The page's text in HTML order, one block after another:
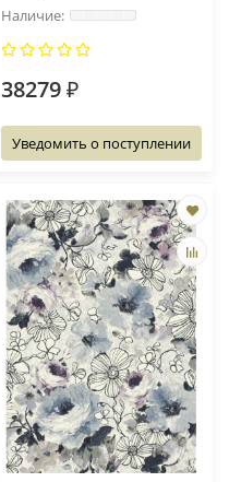
38279 ₽
Уведомить о поступлении